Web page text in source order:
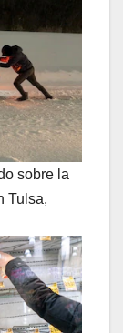
sobre la
Tulsa,